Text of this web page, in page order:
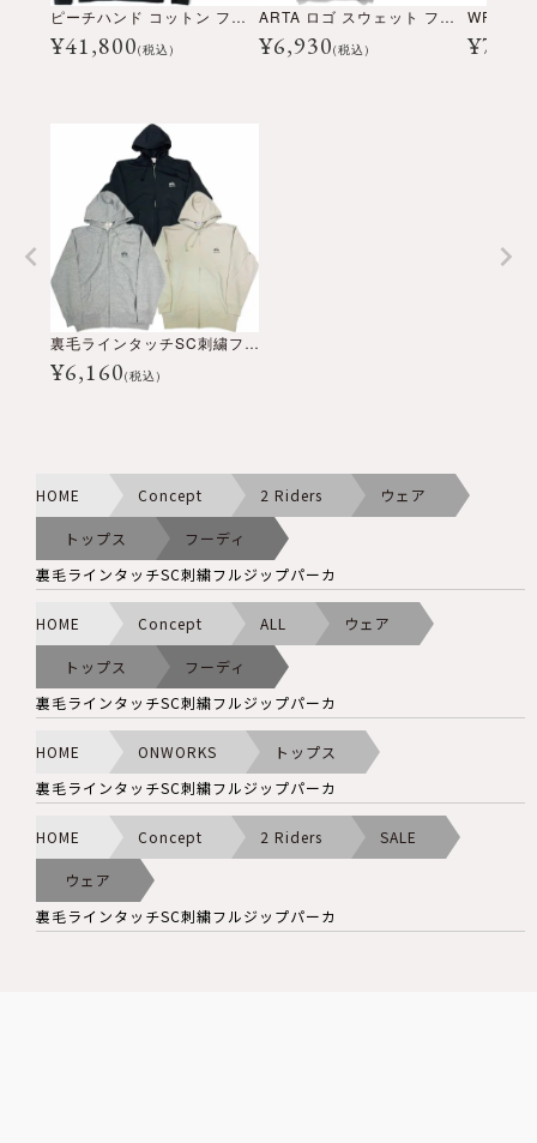
ピーチハンド コットン フリース スウェット
¥41,800(税込)
ARTA ロゴ スウェット フーディ
¥6,930(税込)
WRC 肩
¥
裏毛ラインタッチSC刺繍フルジップパーカ
¥6,160(税込)
HOME Concept 2 Riders ウェア
トップス
フーディ
裏毛ラインタッチSC刺繍フルジップパーカ
HOME Concept ALL ウェア
トップス
フーディ
裏毛ラインタッチSC刺繍フルジップパーカ
HOME ONWORKS
トップス
裏毛ラインタッチSC刺繍フルジップパーカ
HOME Concept 2 Riders SALE
ウェア
裏毛ラインタッチSC刺繍フルジップパーカ